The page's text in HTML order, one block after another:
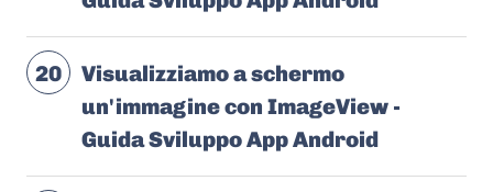
20
Visualizziamo a schermo
un'immagine con ImageView -
Guida Sviluppo App Android